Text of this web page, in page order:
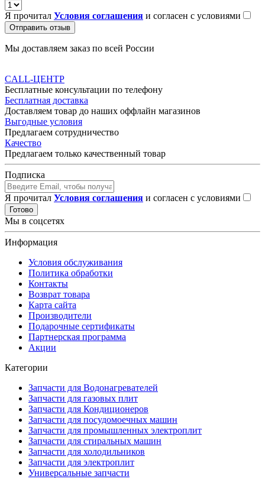
Я прочитал Условия соглашения и согласен с условиями
Отправить отзыв
Мы доставляем заказ по всей России
CALL-ЦЕНТР
Бесплатные консультации по телефону
Бесплатная доставка
Доставляем товар до наших оффлайн магазинов
Выгодные условия
Предлагаем сотрудничество
Качество
Предлагаем только качественный товар
Подписка
Я прочитал Условия соглашения и согласен с условиями
Готово
Мы в соцсетях
Информация
Условия обслуживания
Политика обработки
Контакты
Возврат товара
Карта сайта
Производители
Подарочные сертификаты
Партнерская программа
Акции
Категории
Запчасти для Водонагревателей
Запчасти для газовых плит
Запчасти для Кондиционеров
Запчасти для посудомоечных машин
Запчасти для промышленных электроплит
Запчасти для стиральных машин
Запчасти для холодильников
Запчасти для электроплит
Универсальные запчасти